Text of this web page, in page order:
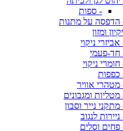
- ספות
הדפסה על מתנות
ומזון
אביזרי ניקוי
חד-פעמי
חומרי ניקוי
כפפות
מטהרי אוויר
מטליות ומגבונים
מתקני נייר וסבון
ניירות לנגוב
פחים וסלים